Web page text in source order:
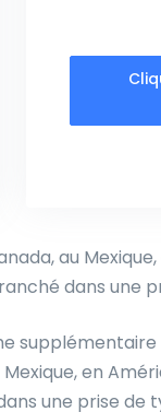
au
dans une
en
une prise de